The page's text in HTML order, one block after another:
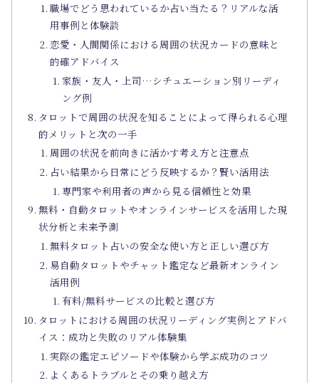
職場でどう思われているか占い当たる？リアルな活
用事例と体験談
恋愛・人間関係における周囲の状況カードの意味と
的確アドバイス
家族・友人・上司…シチュエーション別リーディ
ング例
タロットで周囲の状況を知ることによって得られる心理
的メリットと次の一手
周囲の状況を前向きに活かす考え方と注意点
占い結果から日常にどう反映するか？賢い活用法
専門家や利用者の声から見る信頼性と効果
無料・自動タロットやオンラインサービスを活用した現
状分析と未来予測
無料タロット占いの安全な使い方と正しい選び方
易自動タロットやチャット鑑定など最新オンライン
活用例
有料/無料サービスの比較と選び方
タロットにおける周囲の状況リーディング実例とアドバ
イス：成功と失敗のリアル体験集
実際の鑑定エピソードや体験から学ぶ成功のコツ
よくあるトラブルとその乗り越え方